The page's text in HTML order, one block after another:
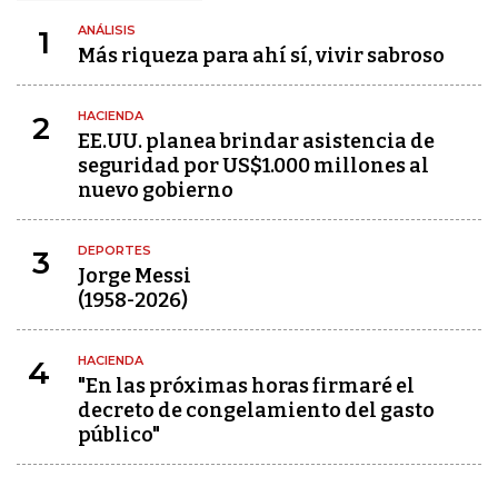
1 ANÁLISIS
Más riqueza para ahí sí, vivir sabroso
2 HACIENDA
EE.UU. planea brindar asistencia de
seguridad por US$1.000 millones al
nuevo gobierno
3 DEPORTES
Jorge Messi
(1958-2026)
4 HACIENDA
"En las próximas horas firmaré el
decreto de congelamiento del gasto
público"